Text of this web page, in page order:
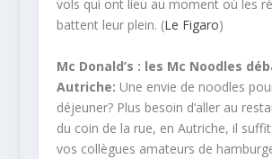
vols qui ont lieu au moment où les
battent leur plein. (Le Figaro)
Mc Donald’s : les Mc Noodles
Autriche: Une envie de noodles
déjeuner? Plus besoin d’aller au
du coin de la rue, en Autriche, il
vos collègues amateurs de